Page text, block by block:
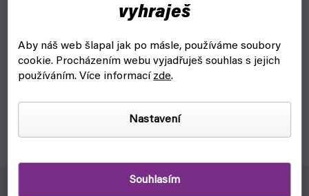
vyhraješ
Aby náš web šlapal jak po másle, používáme soubory
cookie. Procházením webu vyjadřuješ souhlas s jejich
používáním. Více informací zde.
Nastavení
Souhlasím
270 Kč Do košíku
Fúrie, válečnice pocházející z toho nejděsivějšího místa...